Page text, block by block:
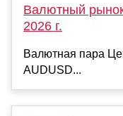
Валютный
2026 г.
Валютная пара
AUDUSD...